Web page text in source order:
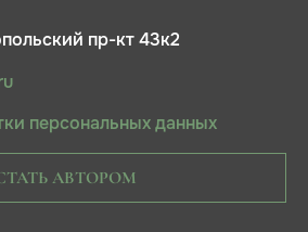
пр-кт 43к2
персональных данных
АВТОРОМ